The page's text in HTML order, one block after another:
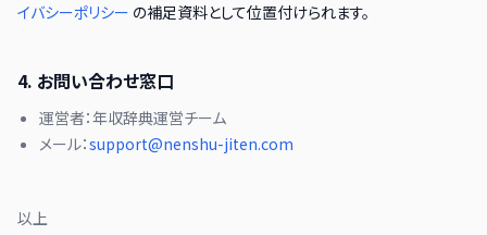
イバシーポリシー の補足資料として位置付けられます。
4. お問い合わせ窓口
運営者：年収辞典運営チーム
メール：support@nenshu-jiten.com
以上